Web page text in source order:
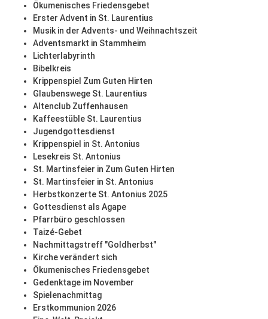
Ökumenisches Friedensgebet
Erster Advent in St. Laurentius
Musik in der Advents- und Weihnachtszeit
Adventsmarkt in Stammheim
Lichterlabyrinth
Bibelkreis
Krippenspiel Zum Guten Hirten
Glaubenswege St. Laurentius
Altenclub Zuffenhausen
Kaffeestüble St. Laurentius
Jugendgottesdienst
Krippenspiel in St. Antonius
Lesekreis St. Antonius
St. Martinsfeier in Zum Guten Hirten
St. Martinsfeier in St. Antonius
Herbstkonzerte St. Antonius 2025
Gottesdienst als Agape
Pfarrbüro geschlossen
Taizé-Gebet
Nachmittagstreff "Goldherbst"
Kirche verändert sich
Ökumenisches Friedensgebet
Gedenktage im November
Spielenachmittag
Erstkommunion 2026